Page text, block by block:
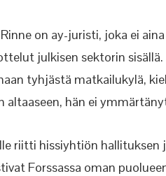
on ay-juristi, joka ei
julkisen sektorin
tyhjästä matkailukylä,
altaaseen, hän ei
riitti hissiyhtiön hallituksen
Forssassa oman